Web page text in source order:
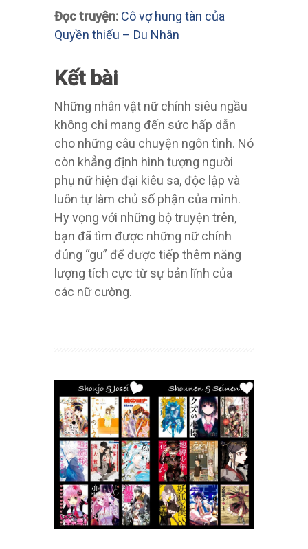
Đọc truyện: Cô vợ hung tàn của
Quyền thiếu – Du Nhân
Kết bài
Những nhân vật nữ chính siêu ngầu
không chỉ mang đến sức hấp dẫn
cho những câu chuyện ngôn tình. Nó
còn khẳng định hình tượng người
phụ nữ hiện đại kiêu sa, độc lập và
luôn tự làm chủ số phận của mình.
Hy vọng với những bộ truyện trên,
bạn đã tìm được những nữ chính
đúng “gu” để được tiếp thêm năng
lượng tích cực từ sự bản lĩnh của
các nữ cường.